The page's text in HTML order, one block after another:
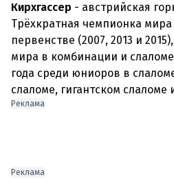
Кирхгассер - австрийская
Трёхкратная чемпионка
первенстве (2007, 2013 и
мира в комбинации и
года среди юниоров в
слаломе, гигантском
Реклама
Реклама